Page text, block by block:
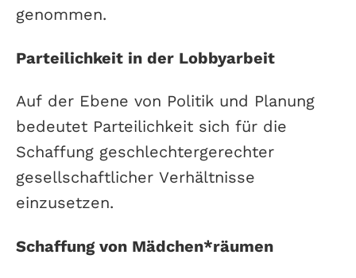
genommen.
Parteilichkeit in der Lobbyarbeit
Auf der Ebene von Politik und Planung
bedeutet Parteilichkeit sich für die
Schaffung geschlechtergerechter
gesellschaftlicher Verhältnisse
einzusetzen.
Schaffung von Mädchen*räumen